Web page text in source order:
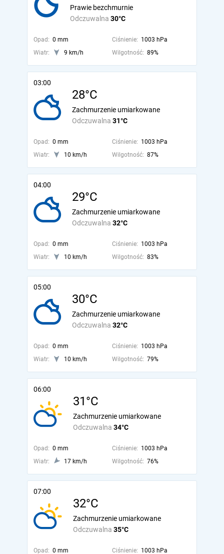
Odczuwalna 30°C
Prawie bezchmurnie
Opad: 0 mm Ciśnienie: 1003 hPa
Wiatr:
9 km/h Wilgotność: 89%
03:00
28°C
Odczuwalna 31°C
Zachmurzenie umiarkowane
Opad: 0 mm Ciśnienie: 1003 hPa
Wiatr:
10 km/h Wilgotność: 87%
04:00
29°C
Odczuwalna 32°C
Zachmurzenie umiarkowane
Opad: 0 mm Ciśnienie: 1003 hPa
Wiatr:
10 km/h Wilgotność: 83%
05:00
30°C
Odczuwalna 32°C
Zachmurzenie umiarkowane
Opad: 0 mm Ciśnienie: 1003 hPa
Wiatr:
10 km/h Wilgotność: 79%
06:00
31°C
Odczuwalna 34°C
Zachmurzenie umiarkowane
Opad: 0 mm Ciśnienie: 1003 hPa
Wiatr:
17 km/h Wilgotność: 76%
07:00
32°C
Odczuwalna 35°C
Zachmurzenie umiarkowane
Opad: 0 mm Ciśnienie: 1003 hPa